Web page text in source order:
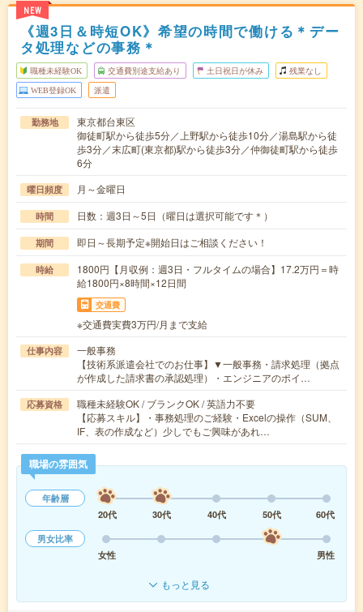
NEW
《週3日＆時短OK》希望の時間で働ける＊デー
タ処理などの事務＊
職種未経験OK 交通費別途支給あり 土日祝日が休み 残業なし
WEB登録OK 派遣
勤務地
東京都台東区
御徒町駅から徒歩5分／上野駅から徒歩10分／湯島駅から徒
歩3分／末広町(東京都)駅から徒歩3分／仲御徒町駅から徒歩
6分
曜日頻度 月～金曜日
時間 日数：週3日～5日（曜日は選択可能です＊）
期間 即日～長期予定※開始日はご相談ください！
時給
1800円【月収例：週3日・フルタイムの場合】17.2万円＝時
給1800円×8時間×12日間
交通費
※交通費実費3万円/月まで支給
仕事内容
一般事務
【技術系派遣会社でのお仕事】▼一般事務・請求処理（拠点
が作成した請求書の承認処理）・エンジニアのポイ…
応募資格
職種未経験OK / ブランクOK / 英語力不要
【応募スキル】・事務処理のご経験・Excelの操作（SUM、
IF、表の作成など）少しでもご興味があれ…
職場の雰囲気
年齢層
20代
30代 40代 50代
60代
男女比率
女性
男性
もっと見る